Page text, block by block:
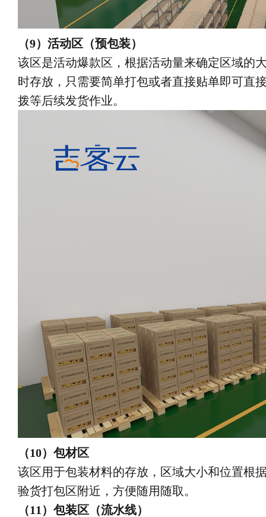
（9）活动区（预包装）
该区是活动爆款区，根据活动量来确定区域的
时存放，只需要简单打包或者直接贴单即可直
拨等后续发货作业。
（10）包材区
该区用于包装材料的存放，区域大小和位置根
验货打包区附近，方便随用随取。
（11）包装区（流水线）